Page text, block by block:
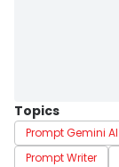
Topics
Prompt Gemini AI
Prompt Writer